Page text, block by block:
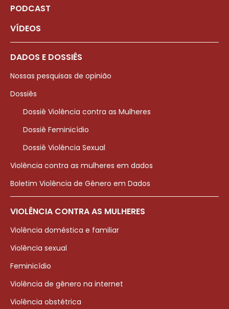
PODCAST
VÍDEOS
DADOS E DOSSIÊS
Nossas pesquisas de opinião
Dossiês
Dossiê Violência contra as Mulheres
Dossiê Feminicídio
Dossiê Violência Sexual
Violência contra as mulheres em dados
Boletim Violência de Gênero em Dados
VIOLÊNCIA CONTRA AS MULHERES
Violência doméstica e familiar
Violência sexual
Feminicídio
Violência de gênero na internet
Violência obstétrica